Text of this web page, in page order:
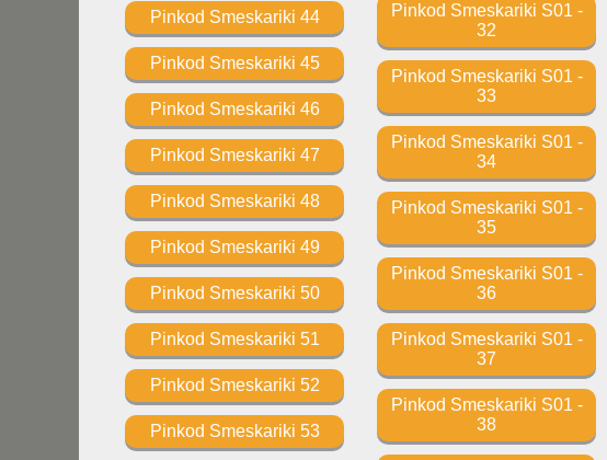
Pinkod Smeskariki 44
Pinkod Smeskariki 45
Pinkod Smeskariki 46
Pinkod Smeskariki 47
Pinkod Smeskariki 48
Pinkod Smeskariki 49
Pinkod Smeskariki 50
Pinkod Smeskariki 51
Pinkod Smeskariki 52
Pinkod Smeskariki 53
Pinkod Smeskariki S01 -
32
Pinkod Smeskariki S01 -
33
Pinkod Smeskariki S01 -
34
Pinkod Smeskariki S01 -
35
Pinkod Smeskariki S01 -
36
Pinkod Smeskariki S01 -
37
Pinkod Smeskariki S01 -
38